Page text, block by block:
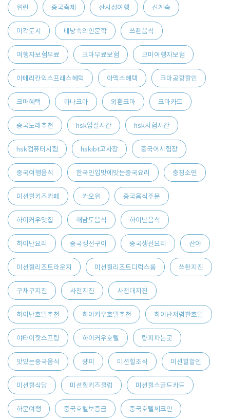
위린 중국축제 산시성여행 신계숙
미각도시 배낭속의인문학 쓰촨음식
여행자보험무료 크마무료보험 크마여행자보험
아메리칸익스프레스혜택 아멕스혜택 크마공항할인
크마혜택 하나크마 외환크마 크마카드
중국노래추천 hsk입실시간 hsk시험시간
hsk컴퓨터시험 hskibt고사장 중국어시험장
중국여행음식 한국인입맛에맛는중국요리 충칭소면
미션힐키즈카페 카오위 중국음식주문
하이커우맛집 해남도음식 하이난음식
하이난요리 중국생선구이 중국생선요리 산야
미션힐리조트라운지 미션힐리조트디럭스룸 쓰촨지진
구채구지진 사천지진 사천대지진
하이난호텔추천 하이커우호텔추천 하이난저렴한호텔
야타이핫스프링 하이커우호텔 량피파는곳
맛있는중국음식 량피 미션힐조식 미션힐할인
미션힐식당 미션힐키즈클럽 미션힐스골드카드
하문여행 중국호텔보증금 중국호텔체크인